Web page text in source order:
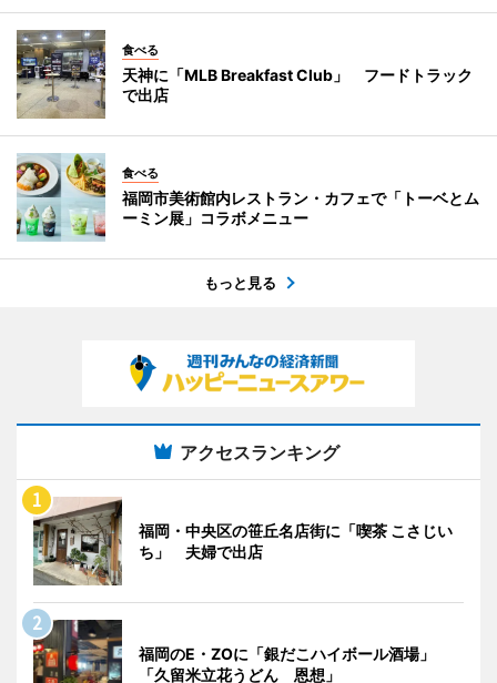
食べる
天神に「MLB Breakfast Club」 フードトラック
で出店
食べる
福岡市美術館内レストラン・カフェで「トーベとム
ーミン展」コラボメニュー
もっと見る
アクセスランキング
福岡・中央区の笹丘名店街に「喫茶 こさじい
ち」 夫婦で出店
福岡のE・ZOに「銀だこハイボール酒場」
「久留米立花うどん 恩想」